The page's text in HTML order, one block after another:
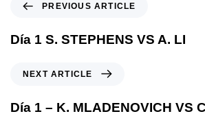
PREVIOUS ARTICLE
Día 1 S. STEPHENS VS A. LI
NEXT ARTICLE
Día 1 – K. MLADENOVICH VS